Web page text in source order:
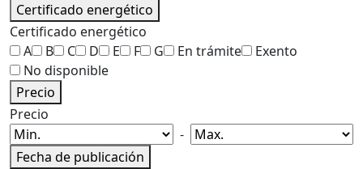
Certificado energético
Certificado energético
A
B C D E F G En trámite
Exento
No disponible
Precio
Precio
-
Fecha de publicación